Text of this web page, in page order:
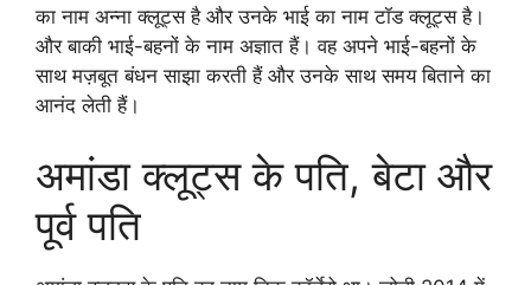
का नाम अन्ना क्लूट्स है और उनके भाई का नाम टॉड क्लूट्स है।
और बाकी भाई-बहनों के नाम अज्ञात हैं। वह अपने भाई-बहनों के
साथ मज़बूत बंधन साझा करती हैं और उनके साथ समय बिताने का
आनंद लेती हैं।
अमांडा क्लूट्स के पति, बेटा और
पूर्व पति